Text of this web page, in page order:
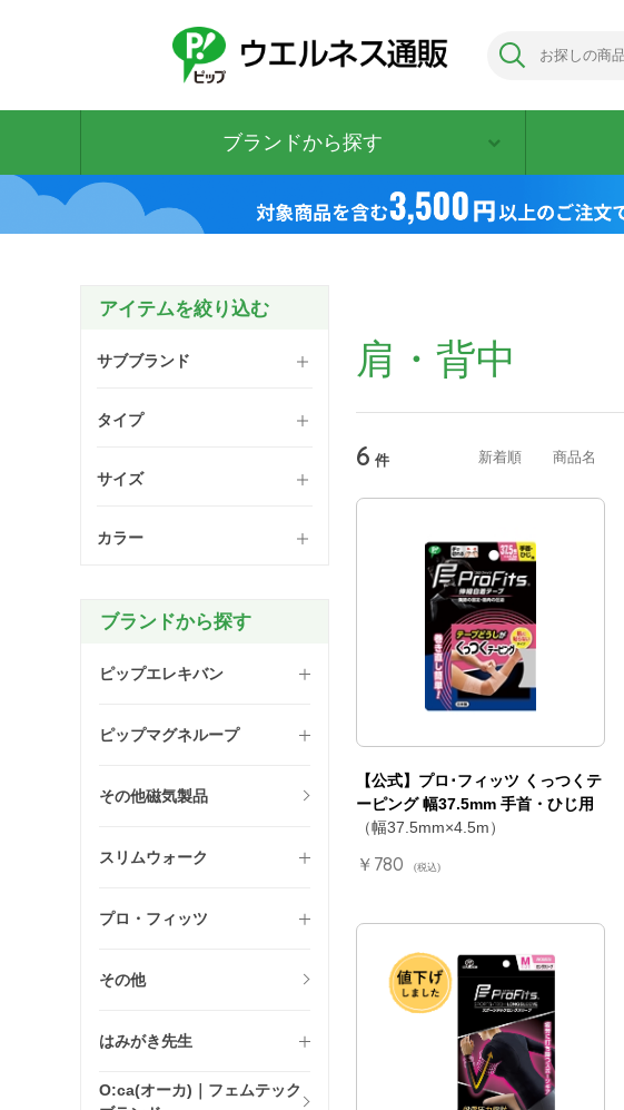
ブランドから探す
サブブランド
タイプ
サイズ
カラー
ブランドから探す
ピップエレキバン
ピップマグネループ
その他磁気製品
スリムウォーク
プロ・フィッツ
その他
はみがき先生
O:ca(オーカ)｜フェムテック
肩・背中
新着順 商品名
6 件
【公式】プロ･フィッツ くっつくテ
ーピング 幅37.5mm 手首・ひじ用
（幅37.5mm×4.5m）
￥780 (税込)